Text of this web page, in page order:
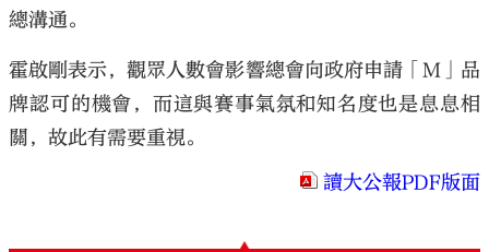
總溝通。
霍啟剛表示，觀眾人數會影響總會向政府申請「M」品
牌認可的機會，而這與賽事氣氛和知名度也是息息相
關，故此有需要重視。
讀大公報PDF版面